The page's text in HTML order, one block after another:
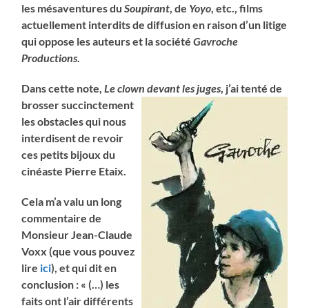
les mésaventures duSoupirant , de Yoyo , etc., films
actuellement interdits de diffusion en raison d’un litige
qui oppose les auteurs et la sociétéGavroche
Productions
Dans cette note, Le clown devant les juges , j’ai tenté de
brossersuccinctement
les obstacles qui nous
interdisent de revoir
ces petits bijoux du
cinéaste Pierre Etaix.
Cela m’a valu un long
commentaire de
Monsieur Jean-Claude
Voxx (que vous pouvez
lire ici), et qui dit en
conclusion : « (…) les
faits ont l’air différents